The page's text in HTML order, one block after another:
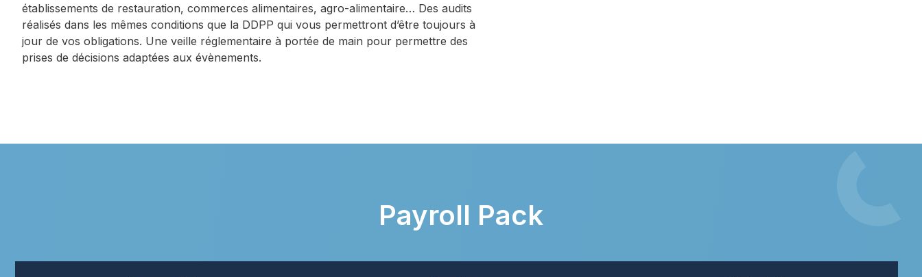
établissements de restauration, commerces alimentaires, agro-alimentaire… Des audits
réalisés dans les mêmes conditions que la DDPP qui vous permettront d’être toujours à
jour de vos obligations. Une veille réglementaire à portée de main pour permettre des
prises de décisions adaptées aux évènements.
Payroll Pack